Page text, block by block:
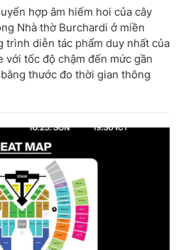
hợp âm hiếm hoi của cây
Nhà thờ Burchardi ở miền
diễn tác phẩm duy nhất của
với tốc độ chậm đến mức gần
thước đo thời gian thông